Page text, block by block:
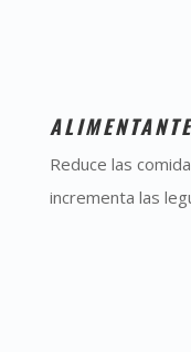
Reduce las
incrementa las